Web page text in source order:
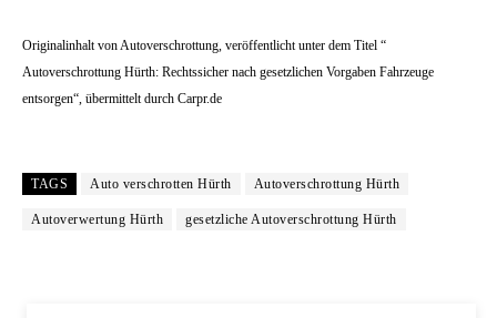
Originalinhalt von Autoverschrottung, veröffentlicht unter dem Titel “
Autoverschrottung Hürth: Rechtssicher nach gesetzlichen Vorgaben Fahrzeuge
entsorgen“, übermittelt durch Carpr.de
TAGS Auto verschrotten Hürth Autoverschrottung Hürth
Autoverwertung Hürth gesetzliche Autoverschrottung Hürth